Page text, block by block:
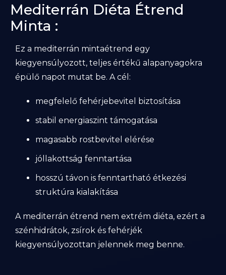
Mediterrán Diéta Étrend
Minta :
Ez a mediterrán mintaétrend egy
kiegyensúlyozott, teljes értékű alapanyagokra
épülő napot mutat be. A cél:
megfelelő fehérjebevitel biztosítása
stabil energiaszint támogatása
magasabb rostbevitel elérése
jóllakottság fenntartása
hosszú távon is fenntartható étkezési
struktúra kialakítása
A mediterrán étrend nem extrém diéta, ezért a
szénhidrátok, zsírok és fehérjék
kiegyensúlyozottan jelennek meg benne.